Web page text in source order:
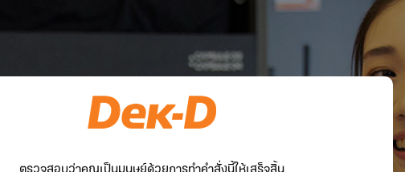
ตรวจสอบว่าคุณเป็นมนุษย์ด้วยการทำคำสั่งนี้ให้เสร็จสิ้น